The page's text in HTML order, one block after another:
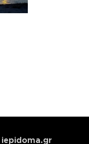
iepidoma.gr